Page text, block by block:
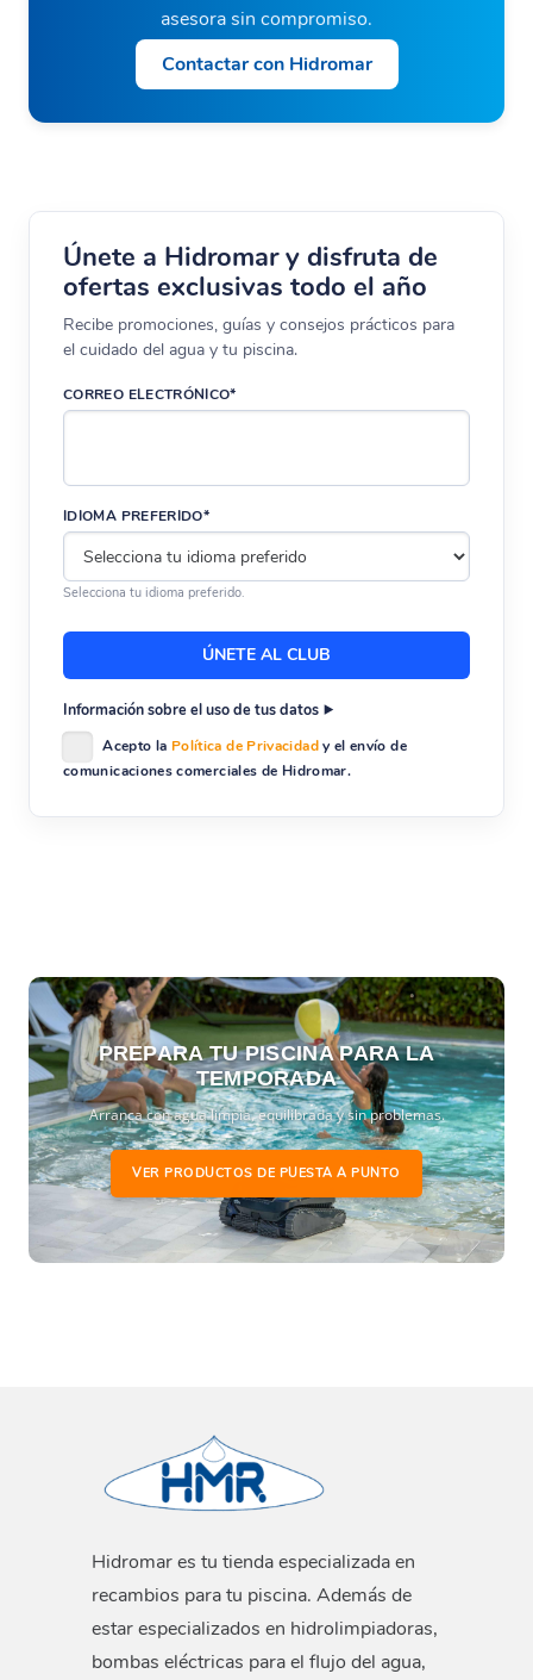
asesora sin compromiso.
Contactar con Hidromar
Únete a Hidromar y disfruta de
ofertas exclusivas todo el año
Recibe promociones, guías y consejos prácticos para
el cuidado del agua y tu piscina.
CORREO ELECTRÓNICO*
IDIOMA PREFERIDO*
Selecciona tu idioma preferido.
Información sobre el uso de tus datos
Acepto la Política de Privacidady el envío de
comunicaciones comerciales de Hidromar.
PREPARA TU PISCINA PARA LA
TEMPORADA
Arranca con agua limpia, equilibrada y sin problemas.
VER PRODUCTOS DE PUESTA A PUNTO
Hidromar es tu tienda especializada en
recambios para tu piscina. Además de
estar especializados en hidrolimpiadoras,
bombas eléctricas para el flujo del agua,